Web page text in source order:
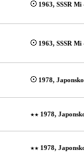
1963, SSSR Mi
1963, SSSR Mi
1978,
1978,
1978,